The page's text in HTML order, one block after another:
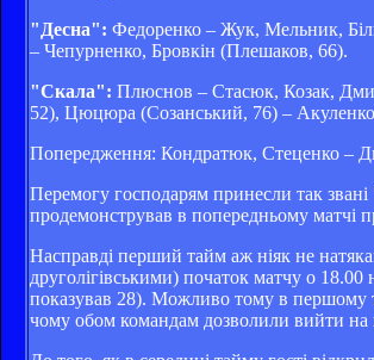
"Десна": Федоренко – Жук, Мельник,
– Чепурненко, Бровкін (Плешаков, 66).
"Скала": Плюснов – Стасюк, Козак,
52), Цюцюра (Созанський, 76) –
Попередження: Кондратюк, Стеценко –
Перемогу господарям принесли так
продемонстрував в попередньому матчі
Насправді перший тайм аж ніяк не
друголігівськими) початок матчу о
показував 28). Можливо тому в першому
чому обом командам дозволили вийти на